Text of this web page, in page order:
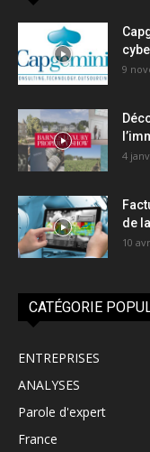
9
4
de
10
CATÉGORIE
ENTREPRISES
ANALYSES
Parole d'expert
France